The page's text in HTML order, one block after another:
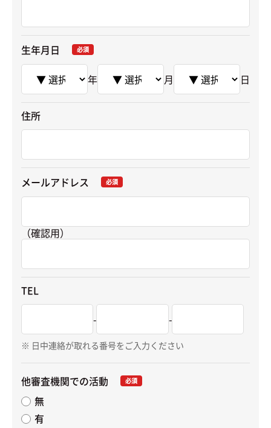
生年月日 必須
年 月 日
住所
メールアドレス 必須
（確認用）
TEL
-
-
日中連絡が取れる番号をご入力ください
他審査機関での活動 必須
無
有